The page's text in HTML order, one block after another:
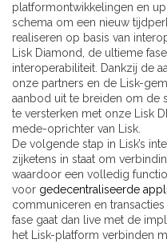
platformontwikkelingen en
schema om een ​​nieuw
realiseren op basis van
Lisk Diamond, de ultieme
interoperabiliteit. Dankzij de
onze partners en de Lisk-
aanbod uit te breiden om de
te versterken met onze Lisk
mede-oprichter van Lisk.
De volgende stap in Lisk’s
zijketens in staat om
waardoor een volledig
voor gedecentraliseerde
communiceren en
fase gaat dan live met de
het Lisk-platform verbinden